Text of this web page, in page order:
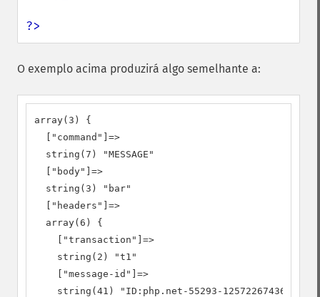
?>
O exemplo acima produzirá algo semelhante a:
array(3) {
  ["command"]=>
  string(7) "MESSAGE"
  ["body"]=>
  string(3) "bar"
  ["headers"]=>
  array(6) {
    ["transaction"]=>
    string(2) "t1"
    ["message-id"]=>
string(41) "ID:php.net-55293-1257226743606-